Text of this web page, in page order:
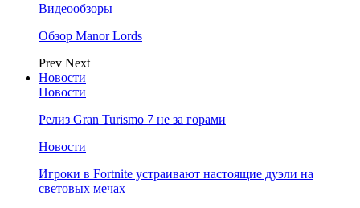
Видеообзоры
Обзор Manor Lords
Prev Next
Новости
Новости
Релиз Gran Turismo 7 не за горами
Новости
Игроки в Fortnite устраивают настоящие дуэли на
световых мечах